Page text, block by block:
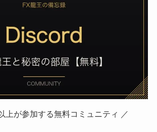
上が参加する無料コミュニティ ／